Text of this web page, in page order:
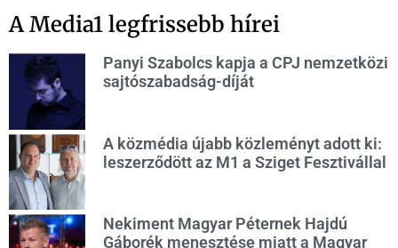
A Media1 legfrissebb hírei
Panyi Szabolcs kapja a CPJ nemzetközi
sajtószabadság-díját
A közmédia újabb közleményt adott ki:
leszerződött az M1 a Sziget Fesztivállal
Nekiment Magyar Péternek Hajdú
Gáborék menesztése miatt a Magyar